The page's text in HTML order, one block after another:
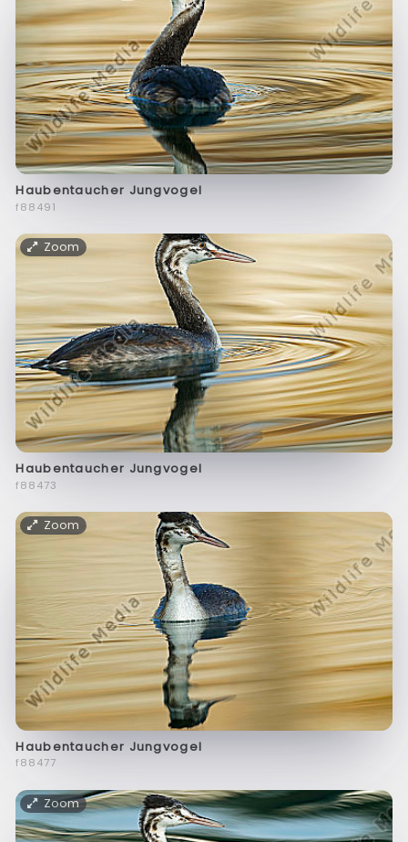
Haubentaucher Jungvogel
f88491
Zoom
Haubentaucher Jungvogel
f88473
Zoom
Haubentaucher Jungvogel
f88477
Zoom